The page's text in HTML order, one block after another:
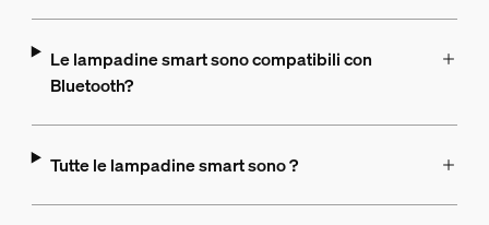
Le lampadine smart sono compatibili con
Bluetooth?
Tutte le lampadine smart sono ?